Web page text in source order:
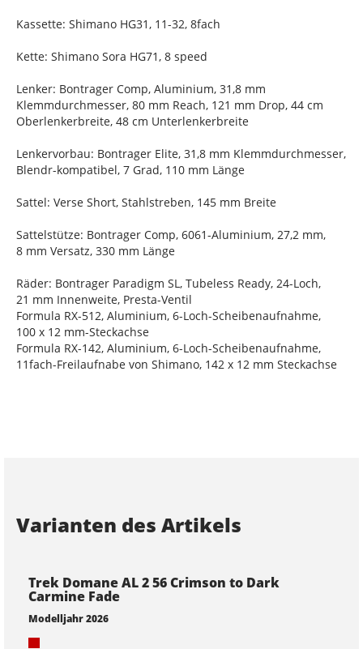
Kassette: Shimano HG31, 11-32, 8fach
Kette: Shimano Sora HG71, 8 speed
Lenker: Bontrager Comp, Aluminium, 31,8 mm
Klemmdurchmesser, 80 mm Reach, 121 mm Drop, 44 cm
Oberlenkerbreite, 48 cm Unterlenkerbreite
Lenkervorbau: Bontrager Elite, 31,8 mm Klemmdurchmesser,
Blendr-kompatibel, 7 Grad, 110 mm Länge
Sattel: Verse Short, Stahlstreben, 145 mm Breite
Sattelstütze: Bontrager Comp, 6061-Aluminium, 27,2 mm,
8 mm Versatz, 330 mm Länge
Räder: Bontrager Paradigm SL, Tubeless Ready, 24-Loch,
21 mm Innenweite, Presta-Ventil
Formula RX-512, Aluminium, 6-Loch-Scheibenaufnahme,
100 x 12 mm-Steckachse
Formula RX-142, Aluminium, 6-Loch-Scheibenaufnahme,
11fach-Freilaufnabe von Shimano, 142 x 12 mm Steckachse
Varianten des Artikels
Trek Domane AL 2 56 Crimson to Dark
Carmine Fade
Modelljahr 2026